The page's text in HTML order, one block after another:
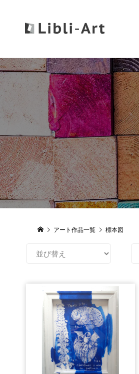
アート作品一覧 標本図